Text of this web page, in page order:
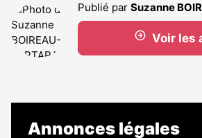
Publié par Suzanne
Voir les
Annonces légales